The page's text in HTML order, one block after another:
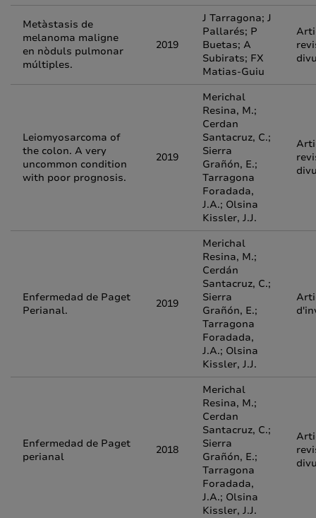
Metàstasis de
melanoma maligne
en nòduls pulmonar
múltiples.
2019
J Tarragona; J
Pallarés; P
Buetas; A
Subirats; FX
Matias-Guiu
Leiomyosarcoma of
the colon. A very
uncommon condition
with poor prognosis.
2019
Merichal
Resina, M.;
Cerdan
Santacruz, C.;
Sierra
Grañón, E.;
Tarragona
Foradada,
J.A.; Olsina
Kissler, J.J.
Enfermedad de Paget
Perianal.
2019
Merichal
Resina, M.;
Cerdán
Santacruz, C.;
Sierra
Grañón, E.;
Tarragona
Foradada,
J.A.; Olsina
Kissler, J.J.
Enfermedad de Paget
perianal
2018
Merichal
Resina, M.;
Cerdan
Santacruz, C.;
Sierra
Grañón, E.;
Tarragona
Foradada,
J.A.; Olsina
Kissler, J.J.